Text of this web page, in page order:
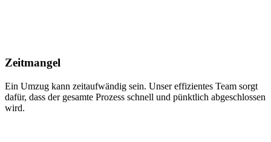
Zeitmangel
Ein Umzug kann zeitaufwändig sein. Unser effizientes Team sorgt
dafür, dass der gesamte Prozess schnell und pünktlich abgeschlossen
wird.